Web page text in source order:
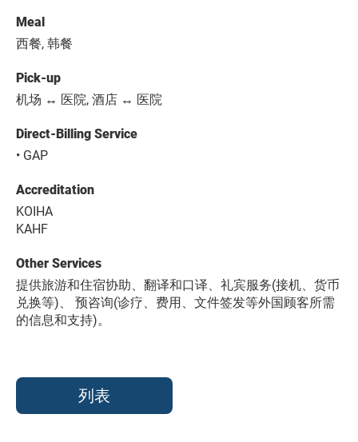
Meal
西餐, 韩餐
Pick-up
机场 ↔ 医院, 酒店 ↔ 医院
Direct-Billing Service
• GAP
Accreditation
KOIHA
KAHF
Other Services
提供旅游和住宿协助、翻译和口译、礼宾服务(接机、货币
兑换等)、 预咨询(诊疗、费用、文件签发等外国顾客所需
的信息和支持)。
列表